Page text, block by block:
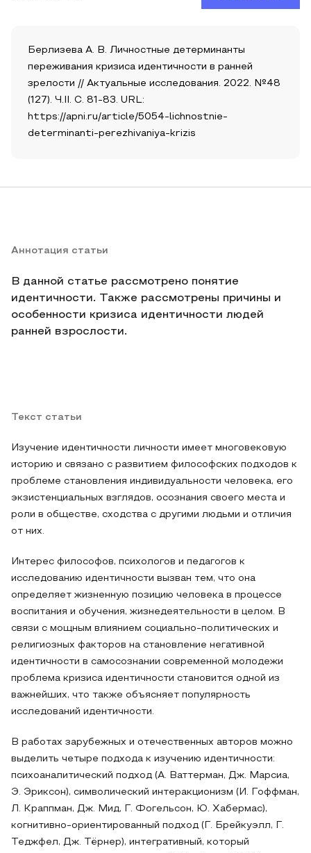
Берлизева А. В. Личностные детерминанты
переживания кризиса идентичности в ранней
зрелости // Актуальные исследования. 2022. №48
(127). Ч.II. С. 81-83. URL:
https://apni.ru/article/5054-lichnostnie-
determinanti-perezhivaniya-krizis
Аннотация статьи
В данной статье рассмотрено понятие
идентичности. Также рассмотрены причины и
особенности кризиса идентичности людей
ранней взрослости.
Текст статьи
Изучение идентичности личности имеет многовековую
историю и связано с развитием философских подходов к
проблеме становления индивидуальности человека, его
экзистенциальных взглядов, осознания своего места и
роли в обществе, сходства с другими людьми и отличия
от них.
Интерес философов, психологов и педагогов к
исследованию идентичности вызван тем, что она
определяет жизненную позицию человека в процессе
воспитания и обучения, жизнедеятельности в целом. В
связи с мощным влиянием социально-политических и
религиозных факторов на становление негативной
идентичности в самосознании современной молодежи
проблема кризиса идентичности становится одной из
важнейших, что также объясняет популярность
исследований идентичности.
В работах зарубежных и отечественных авторов можно
выделить четыре подхода к изучению идентичности:
психоаналитический подход (А. Ваттерман, Дж. Марсиа,
Э. Эриксон), символический интеракционизм (И. Гоффман,
Л. Краппман, Дж. Мид, Г. Фогельсон, Ю. Хабермас),
когнитивно-ориентированный подход (Г. Брейкуэлл, Г.
Теджфел, Дж. Тёрнер), интегративный, который